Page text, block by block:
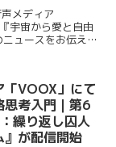
メディア
宇宙から愛と自由
ュースをお伝えし
「VOOX」にて
思考入門｜第6
繰り返し囚人
』が配信開始